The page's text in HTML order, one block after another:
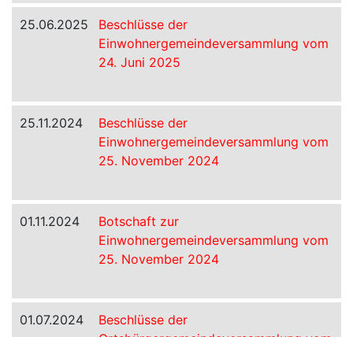
25.06.2025
Beschlüsse der
Einwohnergemeindeversammlung vom
24. Juni 2025
25.11.2024
Beschlüsse der
Einwohnergemeindeversammlung vom
25. November 2024
01.11.2024
Botschaft zur
Einwohnergemeindeversammlung vom
25. November 2024
01.07.2024
Beschlüsse der